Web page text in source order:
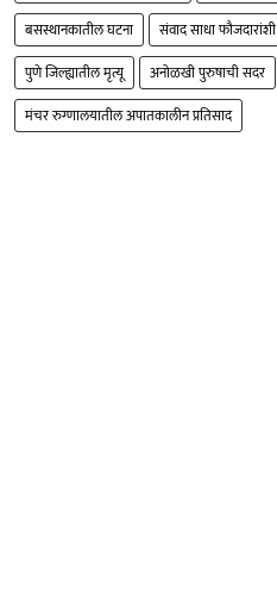
बसस्थानकातील घटना
संवाद साधा फौजदारांशी
पुणे जिल्ह्यातील मृत्यू
अनोळखी पुरुषाची सदर
मंचर रुग्णालयातील अपातकालीन प्रतिसाद